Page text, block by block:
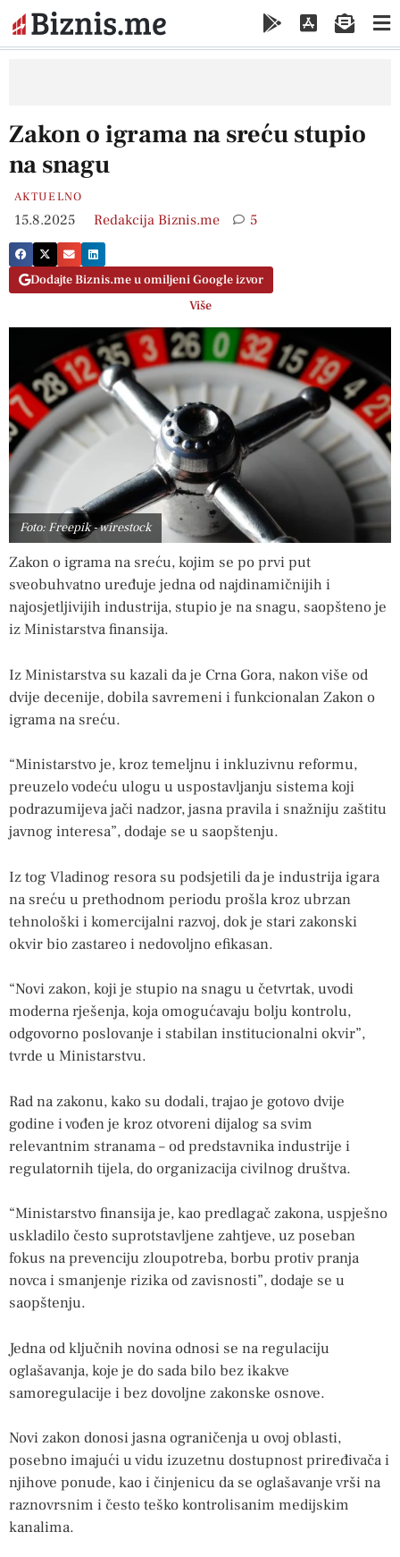
Zakon o igrama na sreću stupio
na snagu
AKTUELNO
15.8.2025 Redakcija Biznis.me 5
Dodajte Biznis.me u omiljeni Google izvor
Više
Foto: Freepik - wirestock
Zakon o igrama na sreću, kojim se po prvi put
sveobuhvatno uređuje jedna od najdinamičnijih i
najosjetljivijih industrija, stupio je na snagu, saopšteno je
iz Ministarstva finansija.
Iz Ministarstva su kazali da je Crna Gora, nakon više od
dvije decenije, dobila savremeni i funkcionalan Zakon o
igrama na sreću.
“Ministarstvo je, kroz temeljnu i inkluzivnu reformu,
preuzelo vodeću ulogu u uspostavljanju sistema koji
podrazumijeva jači nadzor, jasna pravila i snažniju zaštitu
javnog interesa”, dodaje se u saopštenju.
Iz tog Vladinog resora su podsjetili da je industrija igara
na sreću u prethodnom periodu prošla kroz ubrzan
tehnološki i komercijalni razvoj, dok je stari zakonski
okvir bio zastareo i nedovoljno efikasan.
“Novi zakon, koji je stupio na snagu u četvrtak, uvodi
moderna rješenja, koja omogućavaju bolju kontrolu,
odgovorno poslovanje i stabilan institucionalni okvir”,
tvrde u Ministarstvu.
Rad na zakonu, kako su dodali, trajao je gotovo dvije
godine i vođen je kroz otvoreni dijalog sa svim
relevantnim stranama – od predstavnika industrije i
regulatornih tijela, do organizacija civilnog društva.
“Ministarstvo finansija je, kao predlagač zakona, uspješno
uskladilo često suprotstavljene zahtjeve, uz poseban
fokus na prevenciju zloupotreba, borbu protiv pranja
novca i smanjenje rizika od zavisnosti”, dodaje se u
saopštenju.
Jedna od ključnih novina odnosi se na regulaciju
oglašavanja, koje je do sada bilo bez ikakve
samoregulacije i bez dovoljne zakonske osnove.
Novi zakon donosi jasna ograničenja u ovoj oblasti,
posebno imajući u vidu izuzetnu dostupnost priređivača i
njihove ponude, kao i činjenicu da se oglašavanje vrši na
raznovrsnim i često teško kontrolisanim medijskim
kanalima.